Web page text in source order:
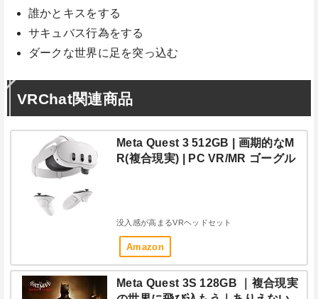
誰かとキスをする
サキュバス行為をする
ダークな世界に足を突っ込む
VRChat関連商品
Meta Quest 3 512GB | 画期的なM
R(複合現実) | PC VR/MR ゴーグル
没入感が高まるVRヘッドセット
Amazon
Meta Quest 3S 128GB ｜複合現実